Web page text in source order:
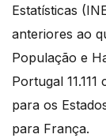
Estatísticas
anteriores ao
População e
Portugal
para os
para França.